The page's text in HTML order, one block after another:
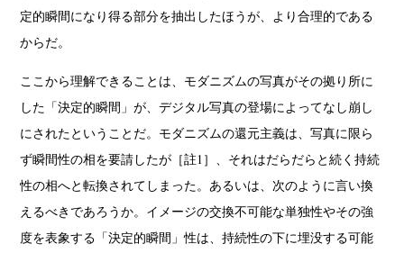
定的瞬間になり得る部分を抽出したほうが、より合理的である
からだ。
ここから理解できることは、モダニズムの写真がその拠り所に
した「決定的瞬間」が、デジタル写真の登場によってなし崩し
にされたということだ。モダニズムの還元主義は、写真に限ら
ず瞬間性の相を要請したが［註1］、それはだらだらと続く持続
性の相へと転換されてしまった。あるいは、次のように言い換
えるべきであろうか。イメージの交換不可能な単独性やその強
度を表象する「決定的瞬間」性は、持続性の下に埋没する可能